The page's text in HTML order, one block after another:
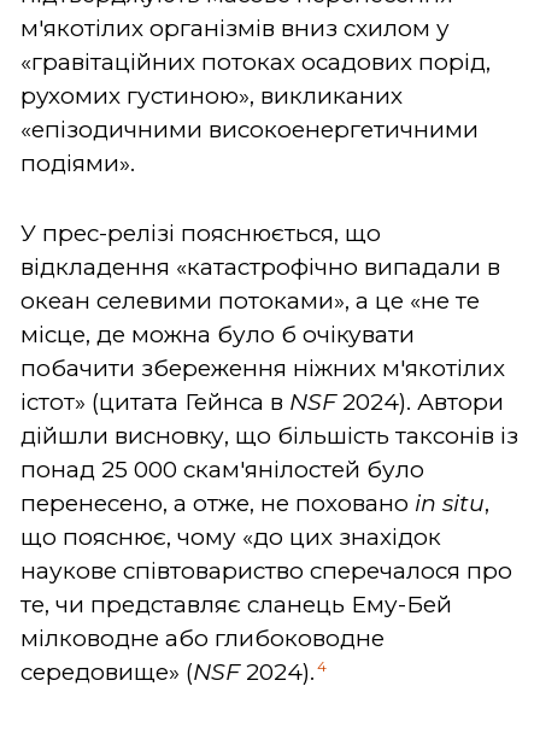
м'якотілих організмів вниз схилом у
«гравітаційних потоках осадових порід,
рухомих густиною», викликаних
«епізодичними високоенергетичними
подіями».
У прес-релізі пояснюється, що
відкладення «катастрофічно випадали в
океан селевими потоками», а це «не те
місце, де можна було б очікувати
побачити збереження ніжних м'якотілих
істот» (цитата Гейнса в NSF2024). Автори
дійшли висновку, що більшість таксонів із
понад 25 000 скам'янілостей було
перенесено, а отже, не поховано in situ,
що пояснює, чому «до цих знахідок
наукове співтовариство сперечалося про
те, чи представляє сланець Ему-Бей
мілководне або глибоководне
середовище» (NSF2024). 4